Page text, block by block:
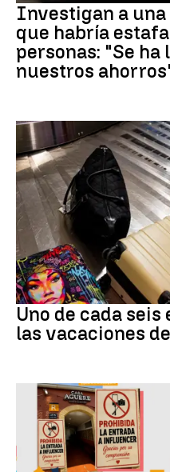
Investigan a una
que habría
personas: "Se ha
nuestros
Subida precios
Uno de cada
las vacaciones
Redes Sociales